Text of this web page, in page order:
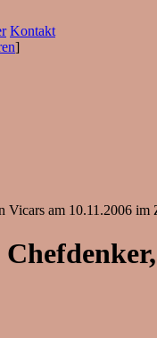
Kontakt
]
Vicars am 10.11.2006 im